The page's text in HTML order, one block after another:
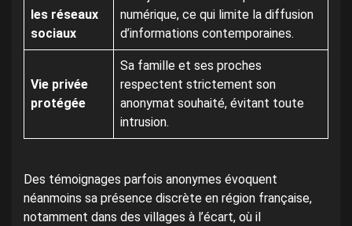
les réseaux
sociaux
numérique, ce qui limite la diffusion
d’informations contemporaines.
Vie privée
protégée
Sa famille et ses proches
respectent strictement son
anonymat souhaité, évitant toute
intrusion.
Des témoignages parfois anonymes évoquent
néanmoins sa présence discrète en région française,
notamment dans des villages à l’écart, où il